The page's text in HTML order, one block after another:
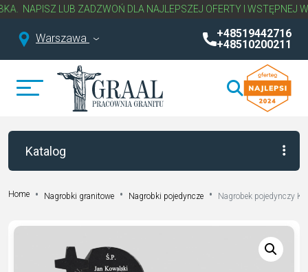
LUB ZADZWOŃ DLA NAJLEPSZEJ OFERTY I WSTĘPNEJ
Warszawa
+48519442716
+48510200211
Katalog
Home Nagrobki granitowe Nagrobki pojedyncze Nagrobek pojedynczy K